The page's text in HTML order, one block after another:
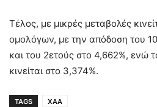
Τέλος, με μικρές μεταβολές
ομολόγων, με την απόδοση του
και του 2ετούς στο 4,662%, ενώ
κινείται στο 3,374%.
TAGS ΧΑΑ